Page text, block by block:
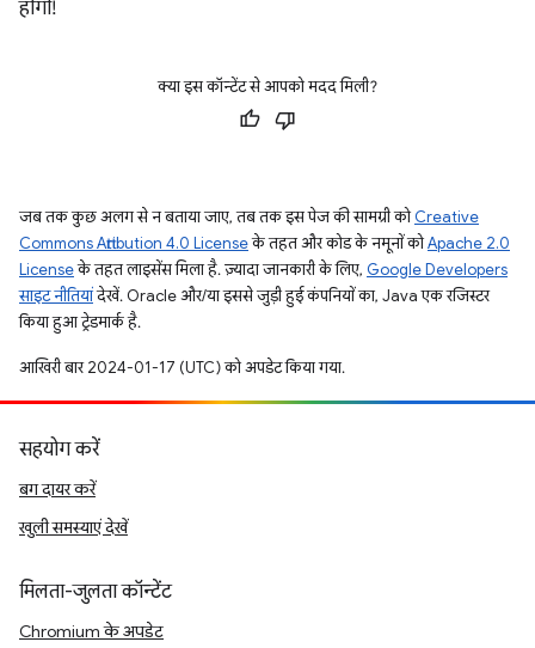
होंगी!
क्या इस कॉन्टेंट से आपको मदद मिली?
जब तक कुछ अलग से न बताया जाए, तब तक इस पेज की सामग्री कोCreative
Commons Attribution 4.0 Licenseके तहत और कोड के नमूनों कोApache 2.0
Licenseके तहत लाइसेंस मिला है. ज़्यादा जानकारी के लिए, Google Developers
साइट नीतियांदेखें. Oracle और/या इससे जुड़ी हुई कंपनियों का, Java एक रजिस्टर
किया हुआ ट्रेडमार्क है.
आखिरी बार 2024-01-17 (UTC) को अपडेट किया गया.
सहयोग करें
बग दायर करें
खुली समस्याएं देखें
मिलता-जुलता कॉन्टेंट
Chromium के अपडेट